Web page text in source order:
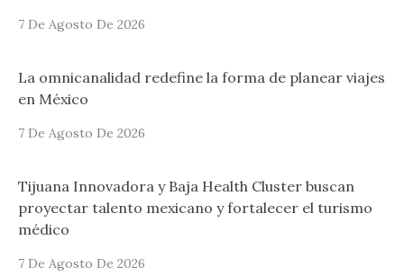
7 De Agosto De 2026
La omnicanalidad redefine la forma de planear viajes
en México
7 De Agosto De 2026
Tijuana Innovadora y Baja Health Cluster buscan
proyectar talento mexicano y fortalecer el turismo
médico
7 De Agosto De 2026